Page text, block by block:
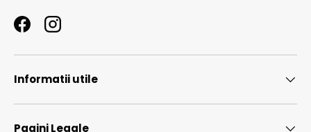
FacebookInstagram
Informatii utile
Pagini Legale